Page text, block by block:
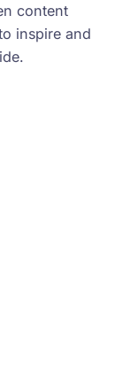
content
inspire and